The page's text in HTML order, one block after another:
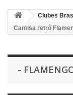
Clubes
Camisa retrô
-